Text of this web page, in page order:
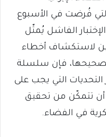
فُرضت في الأسبوع
الفاشل يُمثّل
لاستكشاف أخطاء
فإن سلسلة
التي يجب على
أن تتمكّن من تحقيق
في الفضاء.